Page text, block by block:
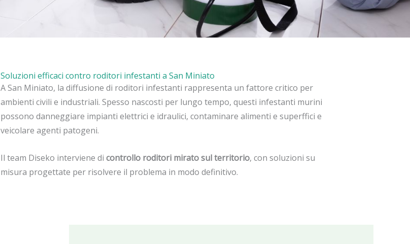
Soluzioni efficaci contro roditori infestanti a San Miniato
A San Miniato, la diffusione di roditori infestanti rappresenta un fattore critico per
ambienti civili e industriali. Spesso nascosti per lungo tempo, questi infestanti murini
possono danneggiare impianti elettrici e idraulici, contaminare alimenti e superffici e
veicolare agenti patogeni.
Il team Diseko interviene dicontrollo roditori mirato sul territorio, con soluzioni su
misura progettate per risolvere il problema in modo definitivo.